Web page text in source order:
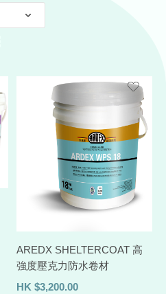
AREDX SHELTERCOAT 高
強度壓克力防水卷材
HK $3,200.00